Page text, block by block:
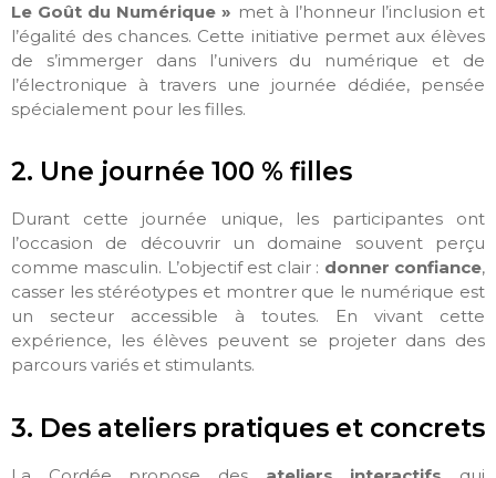
Le Goût du Numérique » met à l’honneur l’inclusion et
l’égalité des chances. Cette initiative permet aux élèves
de s’immerger dans l’univers du numérique et de
l’électronique à travers une journée dédiée, pensée
spécialement pour les filles.
2. Une journée 100 % filles
Durant cette journée unique, les participantes ont
l’occasion de découvrir un domaine souvent perçu
comme masculin. L’objectif est clair : donner confiance,
casser les stéréotypes et montrer que le numérique est
un secteur accessible à toutes. En vivant cette
expérience, les élèves peuvent se projeter dans des
parcours variés et stimulants.
3. Des ateliers pratiques et concrets